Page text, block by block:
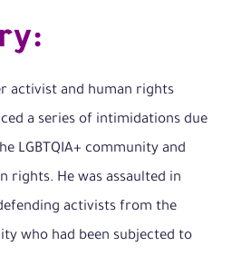
activist and human rights
a series of intimidations due
LGBTQIA+ community and
rights. He was assaulted in
activists from the
who had been subjected to